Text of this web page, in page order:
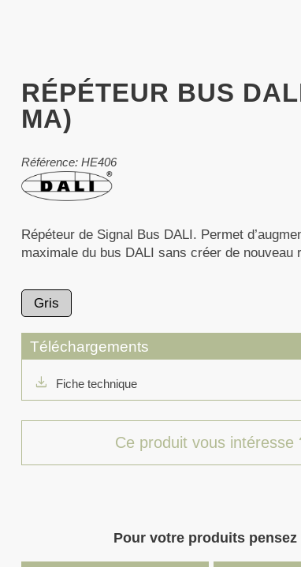
RÉPÉTEUR BUS
MA)
Référence: HE406
Répéteur de Signal Bus DALI. Permet
maximale du bus DALI sans créer de nouveau
Gris
Téléchargements
download Fiche technique
Ce produit vous intéresse
Pour votre produits pensez